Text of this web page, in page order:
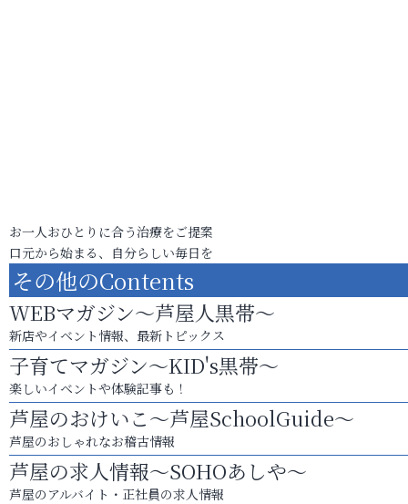
お一人おひとりに合う治療をご提案
口元から始まる、自分らしい毎日を
その他のContents
WEBマガジン～芦屋人黒帯～
新店やイベント情報、最新トピックス
子育てマガジン～KID's黒帯～
楽しいイベントや体験記事も！
芦屋のおけいこ～芦屋SchoolGuide～
芦屋のおしゃれなお稽古情報
芦屋の求人情報～SOHOあしや～
芦屋のアルバイト・正社員の求人情報